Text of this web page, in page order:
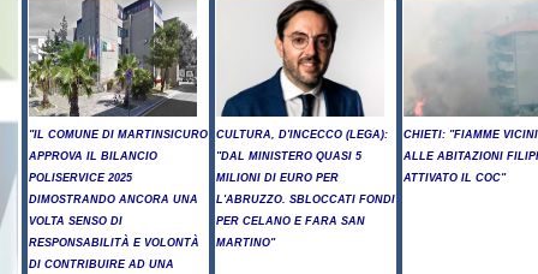
"IL COMUNE DI MARTINSICURO
APPROVA IL BILANCIO
POLISERVICE 2025
DIMOSTRANDO ANCORA UNA
VOLTA SENSO DI
RESPONSABILITÀ E VOLONTÀ
DI CONTRIBUIRE AD UNA
CULTURA, D'INCECCO (LEGA):
"DAL MINISTERO QUASI 5
MILIONI DI EURO PER
L'ABRUZZO. SBLOCCATI FONDI
PER CELANO E FARA SAN
MARTINO"
CHIETI: "FIAMME
ALLE ABITAZIONI
ATTIVATO IL COC"